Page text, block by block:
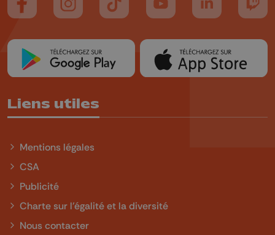
Suivez-nous sur FaceBook
Suivez-nous sur Instagram
Suivez-nous sur TikTok
Suivez-nous sur YouTube
Suivez-nous
Liens utiles
Mentions légales
CSA
Publicité
Charte sur l'égalité et la diversité
Nous contacter